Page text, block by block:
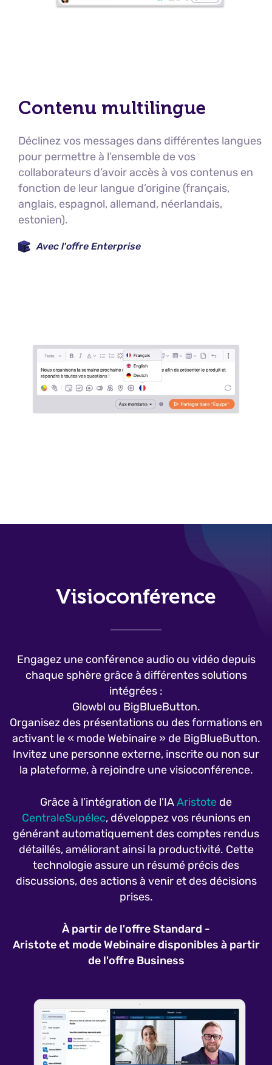
Contenu multilingue
Déclinez vos messages dans différentes langues
pour permettre à l’ensemble de vos
collaborateurs d’avoir accès à vos contenus en
fonction de leur langue d’origine (français,
anglais, espagnol, allemand, néerlandais,
estonien).
Avec l'offre Enterprise
Visioconférence
Engagez une conférence audio ou vidéo depuis
chaque sphère grâce à différentes solutions
intégrées :
Glowbl ou BigBlueButton.
Organisez des présentations ou des formations en
activant le « mode Webinaire » de BigBlueButton.
Invitez une personne externe, inscrite ou non sur
la plateforme, à rejoindre une visioconférence.
Grâce à l’intégration de l’IAAristote de
CentraleSupélec, développez vos réunions en
générant automatiquement des comptes rendus
détaillés, améliorant ainsi la productivité. Cette
technologie assure un résumé précis des
discussions, des actions à venir et des décisions
prises.
À partir de l'offre Standard -
Aristote et mode Webinaire disponibles à partir
de l'offre Business